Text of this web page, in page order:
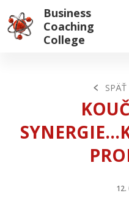
Business
Coaching
College
12.